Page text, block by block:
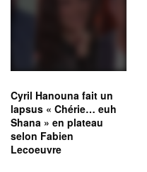
Cyril Hanouna fait un
lapsus « Chérie… euh
Shana » en plateau
selon Fabien
Lecoeuvre